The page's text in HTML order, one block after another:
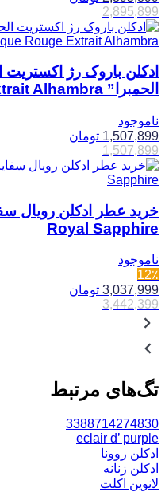
2,895,899
الحمبرا” Baroque Rouge Extrait Alhambra
ناموجود
1,507,899 تومان
1,507,899
Royal Sapphire
ناموجود
12٪
3,037,999 تومان
3,442,399
تگ‌های مرتبط
3388714274830
eclair d’ purple
ادکلن روونا
ادکلن زنانه
لانوین اکلت